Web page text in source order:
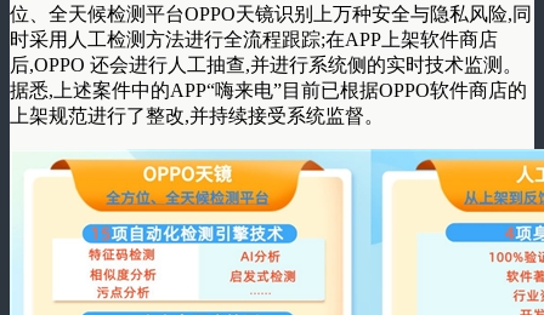
位、全天候检测平台OPPO天镜识别上万种安全与隐私风险,同
时采用人工检测方法进行全流程跟踪;在APP上架软件商店
后,OPPO 还会进行人工抽查,并进行系统侧的实时技术监测。
据悉,上述案件中的APP“嗨来电”目前已根据OPPO软件商店的
上架规范进行了整改,并持续接受系统监督。